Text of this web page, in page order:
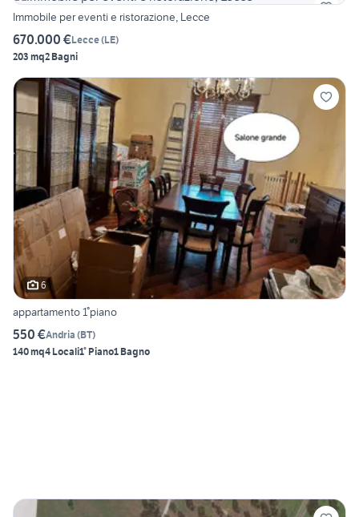
Immobile per eventi e ristorazione, Lecce
670.000 €Lecce(LE)
203 mq2 Bagni
6
appartamento 1°piano
550 €Andria (BT)
140 mq4 Locali1° Piano1 Bagno